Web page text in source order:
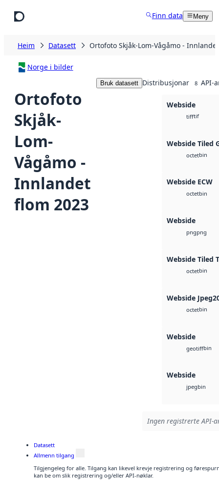
Finn data Meny
Heim Datasett Ortofoto Skjåk-Lom-Vågåmo -
Norge i bilder
Ortofoto
Skjåk-
Lom-
Vågåmo -
Innlandet
flom 2023
Bruk datasett Distribusjonar 8 API-
Webside
tifftif
Webside Tiled
octetbin
Webside ECW
octetbin
Webside
pngpng
Webside Tiled
octetbin
Webside
octetbin
Webside
geotiffbin
Webside
jpegbin
Ingen registrerte API-
Datasett
Allmenn tilgang
Tilgjengeleg for alle. Tilgang kan likevel krevje registrering og
kan be om slik registrering og/eller API-nøklar.